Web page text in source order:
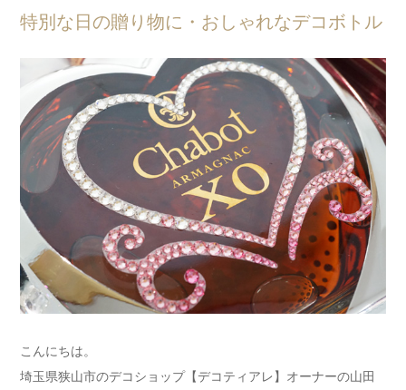
特別な日の贈り物に・おしゃれなデコボトル
こんにちは。
埼玉県狭山市のデコショップ【デコティアレ】オーナーの山田